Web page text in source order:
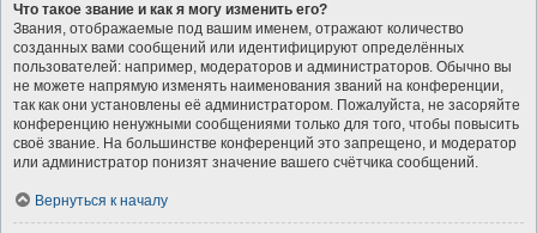
Что такое звание и как я могу изменить его?
Звания, отображаемые под вашим именем, отражают количество
созданных вами сообщений или идентифицируют определённых
пользователей: например, модераторов и администраторов. Обычно вы
не можете напрямую изменять наименования званий на конференции,
так как они установлены её администратором. Пожалуйста, не засоряйте
конференцию ненужными сообщениями только для того, чтобы повысить
своё звание. На большинстве конференций это запрещено, и модератор
или администратор понизят значение вашего счётчика сообщений.
Вернуться к началу